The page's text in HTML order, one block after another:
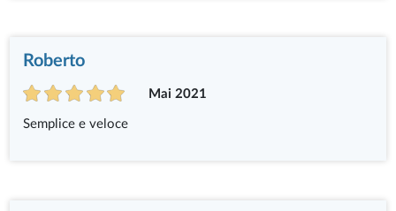
Roberto
Mai 2021
Semplice e veloce